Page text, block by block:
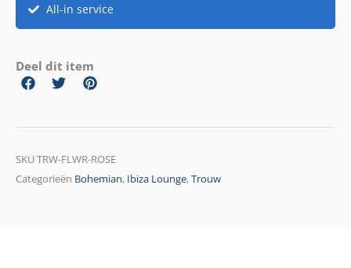
All-in service
Deel dit item
SKUTRW-FLWR-ROSE
Categorieën Bohemian, Ibiza Lounge,Trouw